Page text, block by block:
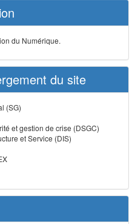
du Numérique.
du site
(SG)
et gestion de crise (DSGC)
et Service (DIS)